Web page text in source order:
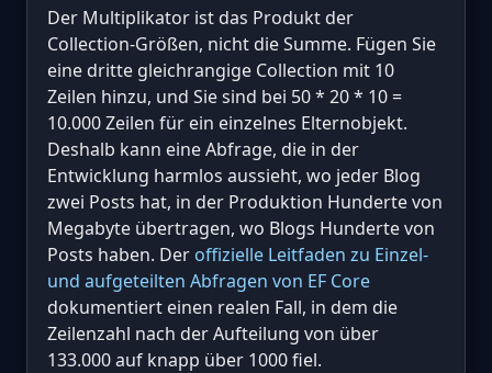
Der Multiplikator ist das Produkt der
Collection-Größen, nicht die Summe. Fügen Sie
eine dritte gleichrangige Collection mit 10
Zeilen hinzu, und Sie sind bei 50 * 20 * 10 =
10.000 Zeilen für ein einzelnes Elternobjekt.
Deshalb kann eine Abfrage, die in der
Entwicklung harmlos aussieht, wo jeder Blog
zwei Posts hat, in der Produktion Hunderte von
Megabyte übertragen, wo Blogs Hunderte von
Posts haben. Der offizielle Leitfaden zu Einzel-
und aufgeteilten Abfragen von EF Core
dokumentiert einen realen Fall, in dem die
Zeilenzahl nach der Aufteilung von über
133.000 auf knapp über 1000 fiel.